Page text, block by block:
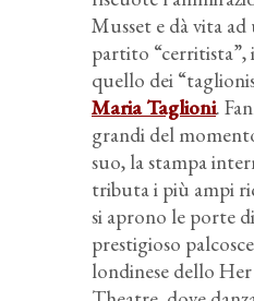
Musset e dà vita
partito “cerritista”,
quello dei
Maria Taglioni.
grandi del
suo, la stampa
tributa i più ampi
si aprono le porte
prestigioso
londinese dello